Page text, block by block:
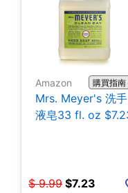
Amazon 購買指南
Mrs. Meyer's 洗手
液皂33 fl. oz
$ 9.99 $7.23